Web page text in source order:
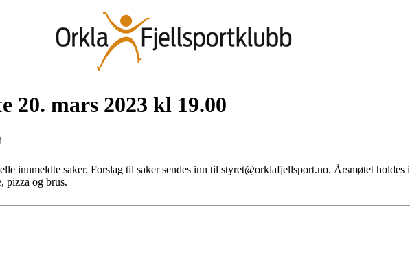
20. mars 2023 kl 19.00
innmeldte saker. Forslag til saker sendes inn til styret@orklafjellsport.no. Årsmøtet holdes i
pizza og brus.